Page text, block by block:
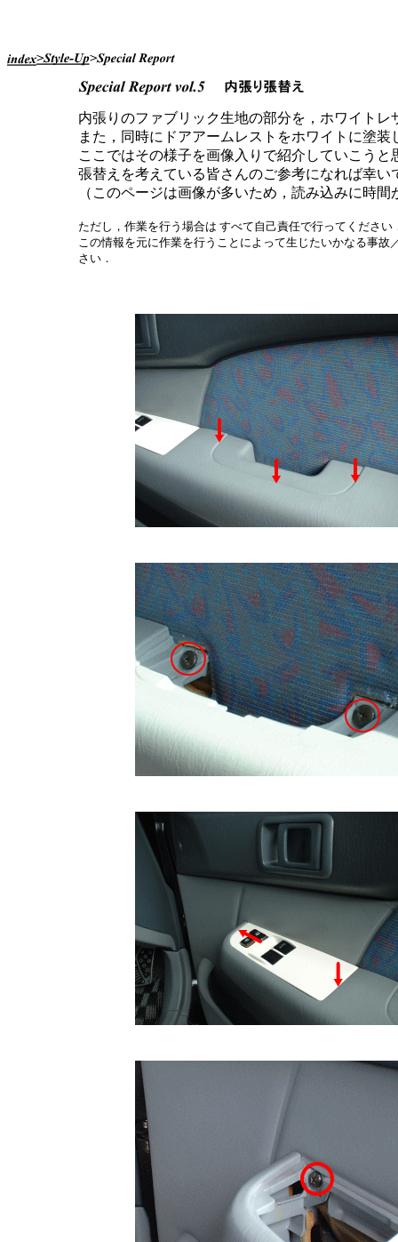
内張りのファブリック生地の部分を，ホワイトレ
また，同時にドアアームレストをホワイトに塗装
ここではその様子を画像入りで紹介していこうと
張替えを考えている皆さんのご参考になれば幸い
（このページは画像が多いため，読み込みに時
ただし，作業を行う場合は すべて自己責任で行ってください
この情報を元に作業を行うことによって生じたいかなる事
さい．